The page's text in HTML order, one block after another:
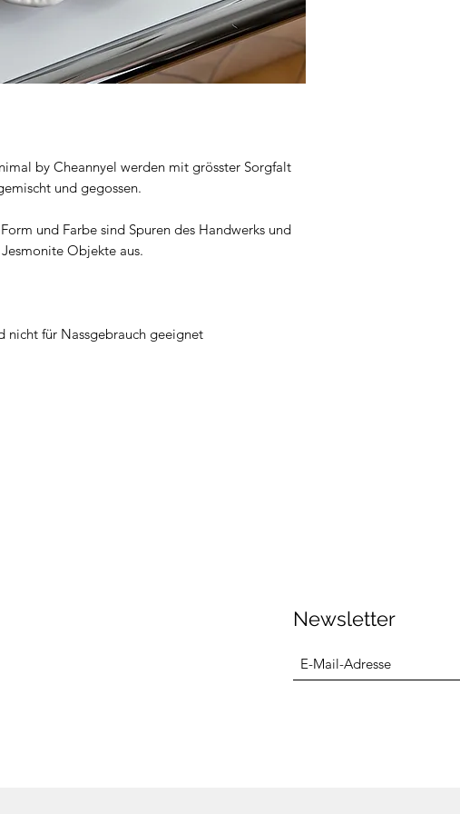
by Cheannyel werden mit grösster Sorgfalt
und gegossen.
und Farbe sind Spuren des Handwerks und
Objekte aus.
nicht für Nassgebrauch geeignet
Newsletter